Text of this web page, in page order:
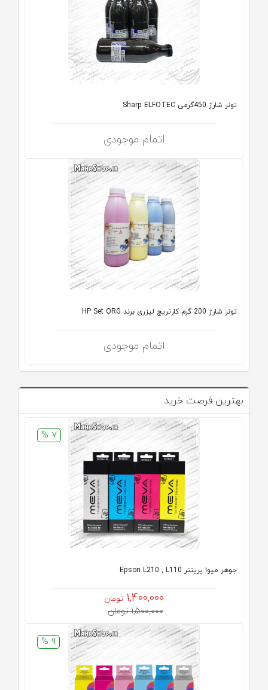
تونر شارژ 450گرمی Sharp ELFOTEC
اتمام موجودی
تونر شارژ 200 گرم کارتریج لیزری برند HP Set ORG
اتمام موجودی
بهترین فرصت خرید
7 %
جوهر میوا پرینتر Epson L210 , L110
1,400,000 تومان
1,500,000 تومان
9 %